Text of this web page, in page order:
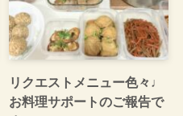
リクエストメニュー色々♩
お料理サポートのご報告で